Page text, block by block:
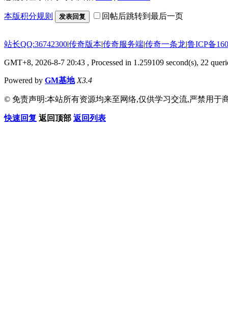
本版积分规则 发表回复 回帖后跳转到最后一页
站长QQ:36742300|传奇版本|传奇服务端|传奇一条龙|鲁ICP备
GMT+8, 2026-8-7 20:43 , Processed in 1.259109 second(s), 22
Powered by GM基地 X3.4
© 免责声明:本站所有资源均来至网络,仅供学习交流,严禁用于
快速回复 返回顶部 返回列表